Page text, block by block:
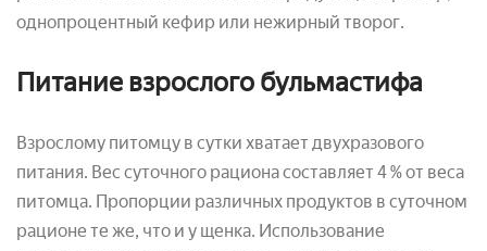
однопроцентный кефир или нежирный творог.
Питание взрослого бульмастифа
Взрослому питомцу в сутки хватает двухразового
питания. Вес суточного рациона составляет 4 % от веса
питомца. Пропорции различных продуктов в суточном
рационе те же, что и у щенка. Использование